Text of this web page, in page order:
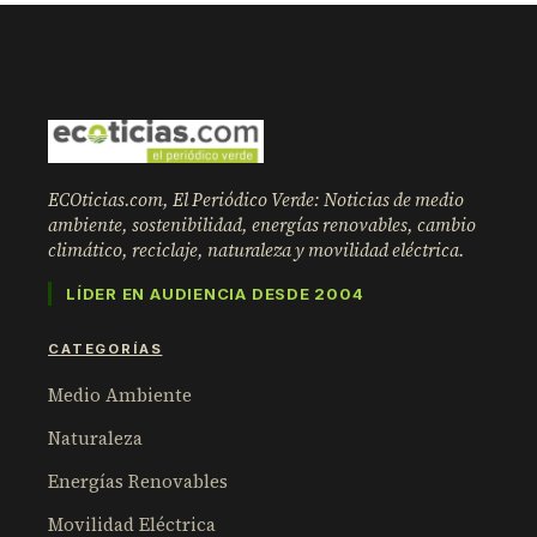
ECOticias.com, El Periódico Verde: Noticias de medio
ambiente, sostenibilidad, energías renovables, cambio
climático, reciclaje, naturaleza y movilidad eléctrica.
LÍDER EN AUDIENCIA DESDE 2004
CATEGORÍAS
Medio Ambiente
Naturaleza
Energías Renovables
Movilidad Eléctrica